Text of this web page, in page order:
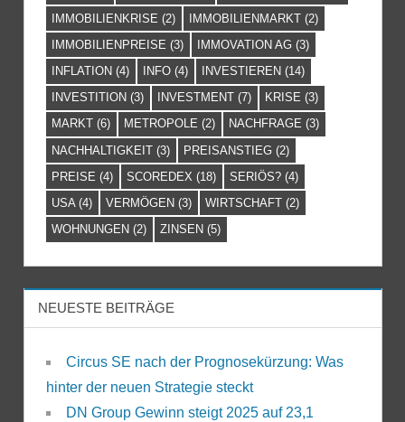
IMMOBILIENKRISE (2) IMMOBILIENMARKT (2)
IMMOBILIENPREISE (3) IMMOVATION AG (3)
INFLATION (4) INFO (4) INVESTIEREN (14)
INVESTITION (3) INVESTMENT (7) KRISE (3)
MARKT (6) METROPOLE (2) NACHFRAGE (3)
NACHHALTIGKEIT (3) PREISANSTIEG (2)
PREISE (4) SCOREDEX (18) SERIÖS? (4)
USA (4) VERMÖGEN (3) WIRTSCHAFT (2)
WOHNUNGEN (2) ZINSEN (5)
NEUESTE BEITRÄGE
Circus SE nach der Prognosekürzung: Was
hinter der neuen Strategie steckt
DN Group Gewinn steigt 2025 auf 23,1